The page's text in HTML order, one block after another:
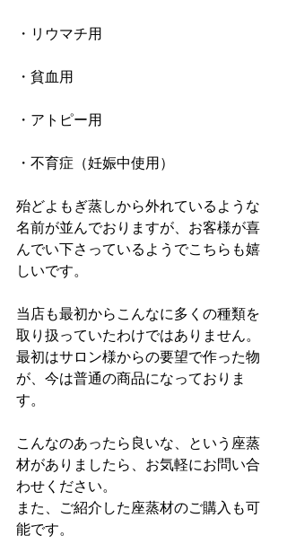
・リウマチ用
・貧血用
・アトピー用
・不育症（妊娠中使用）
殆どよもぎ蒸しから外れているような
名前が並んでおりますが、お客様が喜
んでい下さっているようでこちらも嬉
しいです。
当店も最初からこんなに多くの種類を
取り扱っていたわけではありません。
最初はサロン様からの要望で作った物
が、今は普通の商品になっておりま
す。
こんなのあったら良いな、という座蒸
材がありましたら、お気軽にお問い合
わせください。
また、ご紹介した座蒸材のご購入も可
能です。